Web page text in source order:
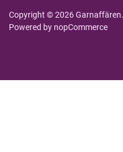
Copyright © 2026
Powered by nopCommerce